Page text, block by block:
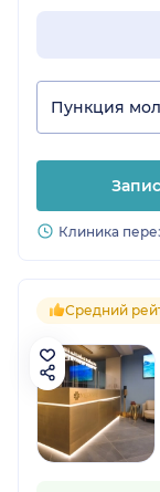
Пункция
Клиника
Средний